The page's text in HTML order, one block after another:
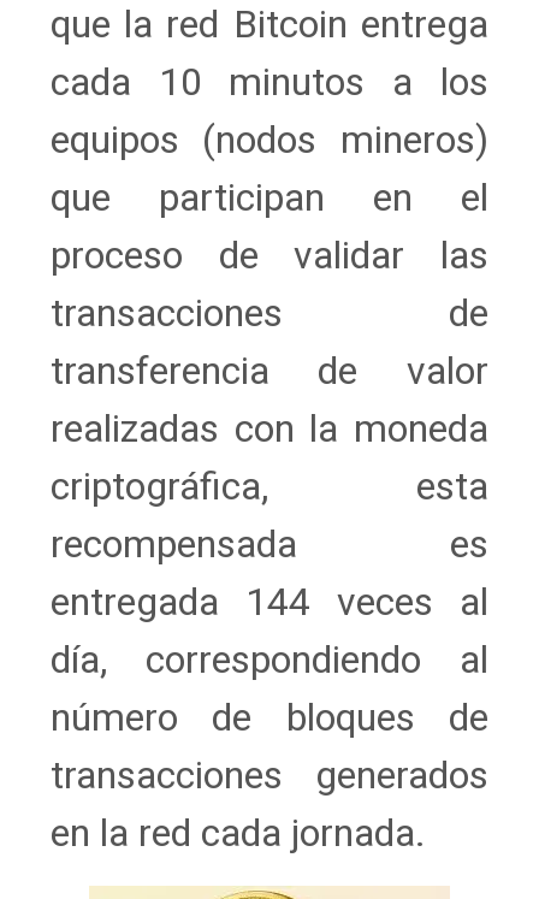
que la red Bitcoin entrega
cada 10 minutos a los
equipos (nodos mineros)
que participan en el
proceso de validar las
transacciones de
transferencia de valor
realizadas con la moneda
criptográfica, esta
recompensada es
entregada 144 veces al
día, correspondiendo al
número de bloques de
transacciones generados
en la red cada jornada.